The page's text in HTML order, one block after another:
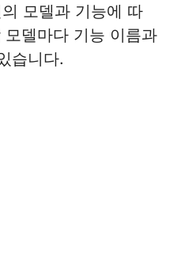
모델과 기능에 따
델마다 기능 이름과
습니다.